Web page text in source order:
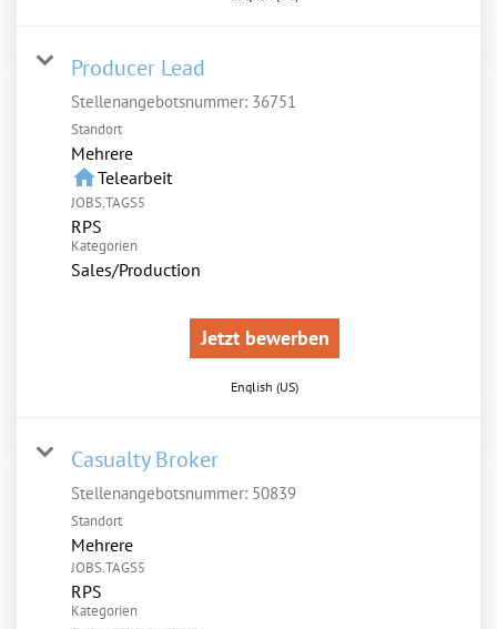
Producer Lead
Stellenangebotsnummer: 36751
Standort
Mehrere
homeTelearbeit
JOBS.TAGS5
RPS
Kategorien
Sales/Production
Jetzt bewerben
English (US)
Casualty Broker
Stellenangebotsnummer: 50839
Standort
Mehrere
JOBS.TAGS5
RPS
Kategorien